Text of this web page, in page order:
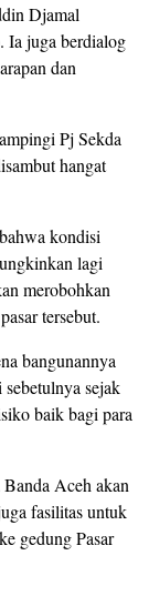
Djamal
Ia juga berdialog
dan
Pj Sekda
hangat
kondisi
lagi
merobohkan
tersebut.
bangunannya
sejak
baik bagi para
Aceh akan
fasilitas untuk
gedung Pasar